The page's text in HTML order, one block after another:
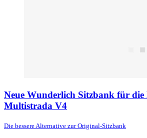
Neue Wunderlich Sitzbank für die
Multistrada V4
Die bessere Alternative zur Original-Sitzbank